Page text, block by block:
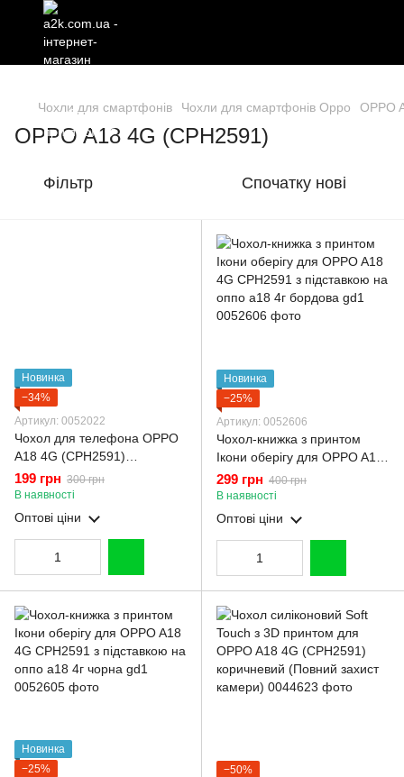
Чохли для смартфонів Чохли для смартфонів Oppo OPPO
OPPO A18 4G (CPH2591)
Фільтр Спочатку нові
Новинка
−34%
Артикул: 0052022
Чохол для телефона OPPO
A18 4G (CPH2591)
карбоновий протиударний з
високими бортами чорний
199 грн 300 грн
В наявності
Оптові ціни
Новинка
−25%
Артикул: 0052606
Чохол-книжка з принтом
Ікони оберігу для OPPO A18
4G CPH2591 з підставкою на
оппо а18 4г бордова gd1
299 грн 400 грн
В наявності
Оптові ціни
Новинка
−25%
−50%